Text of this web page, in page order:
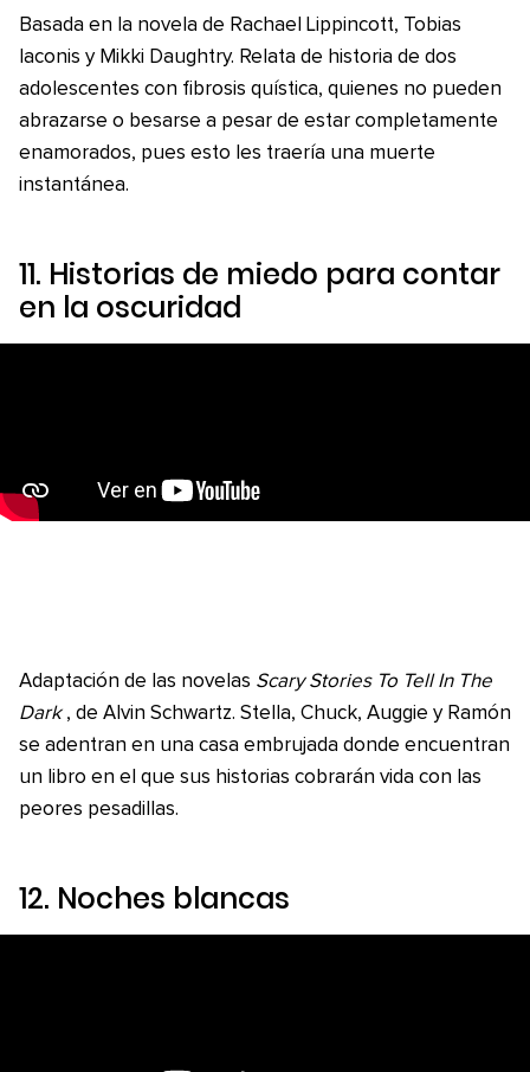
Basada en la novela de Rachael Lippincott, Tobias
Iaconis y Mikki Daughtry. Relata de historia de dos
adolescentes con fibrosis quística, quienes no pueden
abrazarse o besarse a pesar de estar completamente
enamorados, pues esto les traería una muerte
instantánea.
11. Historias de miedo para contar
en la oscuridad
Adaptación de las novelas Scary Stories To Tell In The
Dark , de Alvin Schwartz. Stella, Chuck, Auggie y Ramón
se adentran en una casa embrujada donde encuentran
un libro en el que sus historias cobrarán vida con las
peores pesadillas.
12. Noches blancas